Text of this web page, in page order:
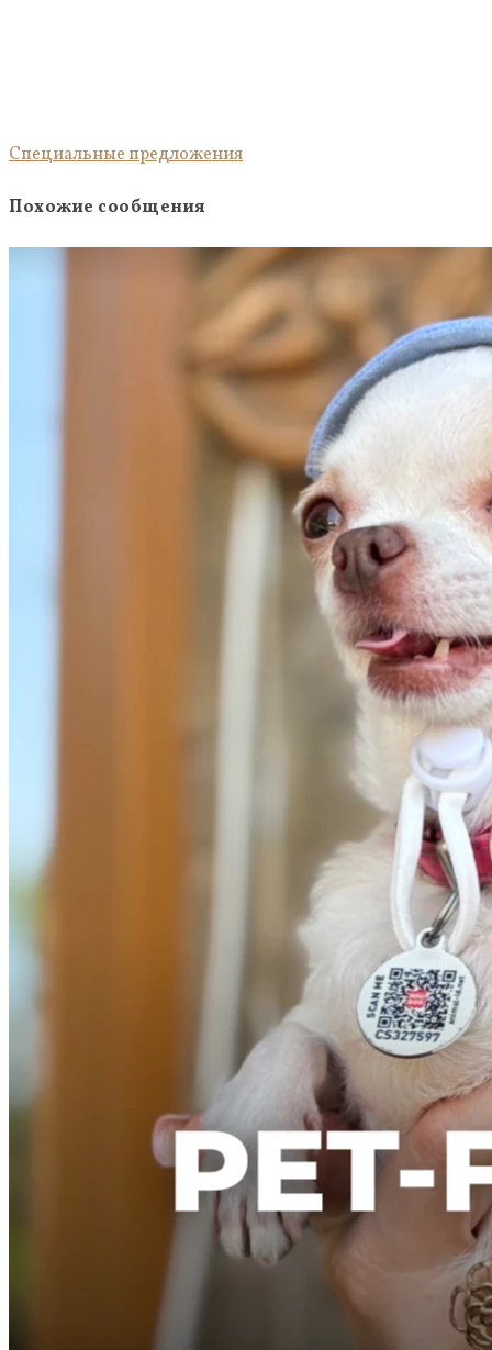
Специальные предложения
Похожие сообщения